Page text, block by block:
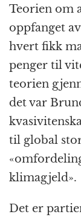
Teorien om
oppfanget
hvert fikk
penger til
teorien
det var
til global
klimagjeld».
Det er